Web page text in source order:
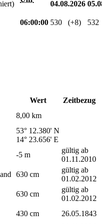
04.08.2026
06:00:00 530 (+8) 532
Wert
Zeitbezug
8,00 km
53° 12.380' N
14° 23.656' E
-5 m
gültig ab
01.11.2010
630 cm
gültig ab
01.02.2012
630 cm
gültig ab
01.02.2012
430 cm 26.05.1843